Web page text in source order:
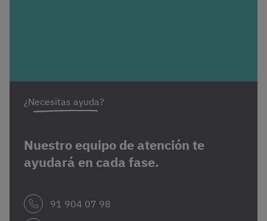
¿Necesitas ayuda?
Nuestro equipo de atención te
ayudará en cada fase.
91 904 07 98